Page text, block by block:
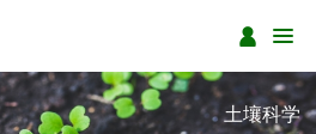
土壤科学